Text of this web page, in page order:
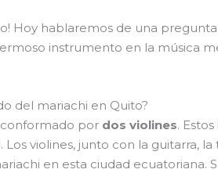
Hoy hablaremos de una
instrumento en la música
del mariachi en Quito?
por dos violines.
violines, junto con la guitarra,
en esta ciudad ecuatoriana.